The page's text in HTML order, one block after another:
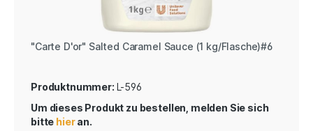
"Carte D'or" Salted Caramel Sauce (1 kg/Flasche)#6
Produktnummer: L-596
Um dieses Produkt zu bestellen, melden Sie sich
bitte hieran.